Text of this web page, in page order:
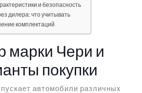
и безопасность
дилера: что учитывать
комплектаций
марки Чери и
покупки
автомобили различных